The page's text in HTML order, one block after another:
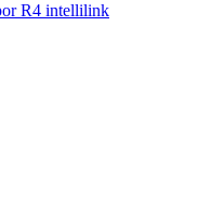
R4 intellilink